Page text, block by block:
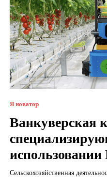
Я новатор
Ванкуверская
Сельскохозяйственная